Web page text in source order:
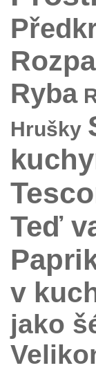
Ryba
Hrušky
Teď
v
jako